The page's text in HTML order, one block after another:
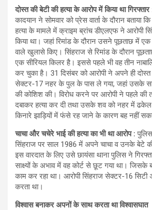
दोस्त की बेटी की हत्या के आरोप में किया था गिरफ्तार
कादयान ने सोमवार को प्रेस वार्ता के दौरान बताया कि
हत्या के मामले में क्राइम ब्रांच डीएलएफ ने आरोपी
किया था। जहां रिमांड के दौरान उसने पूछताछ में
वाले खुलासे किए। सिंहराज से रिमांड के दौरान
एक सीरियल किलर है। इससे पहले भी वह तीन
कर चुका है। 31 दिसंबर को आरोपी ने अपने ही दोस्त
सेक्टर-17 नहर के पुल के पास ले गया, जहां उसके
की कोशिश की। विरोध करने पर आरोपी ने पहले की
दबाकर हत्या कर दी तथा उसके शव को नहर में
किनारे झाड़ियों में फंसे रह जाने के कारण बह नहीं
चाचा और चचेरे भाई की हत्या का भी था आरोप :
सिंहराज पर साल 1986 में अपने चाचा व उनके बेटे
इस वारदात के लिए उसे छायंसा थाना पुलिस ने
साक्ष्यों के अभाव में वह कोर्ट से छूट गया था। जिसके
काम कर रहा था। आरोपी सिंहराज सेक्टर-16 सिटी
करता था।
विश्वास बनाकर अपनों के साथ करता था विश्वासघात